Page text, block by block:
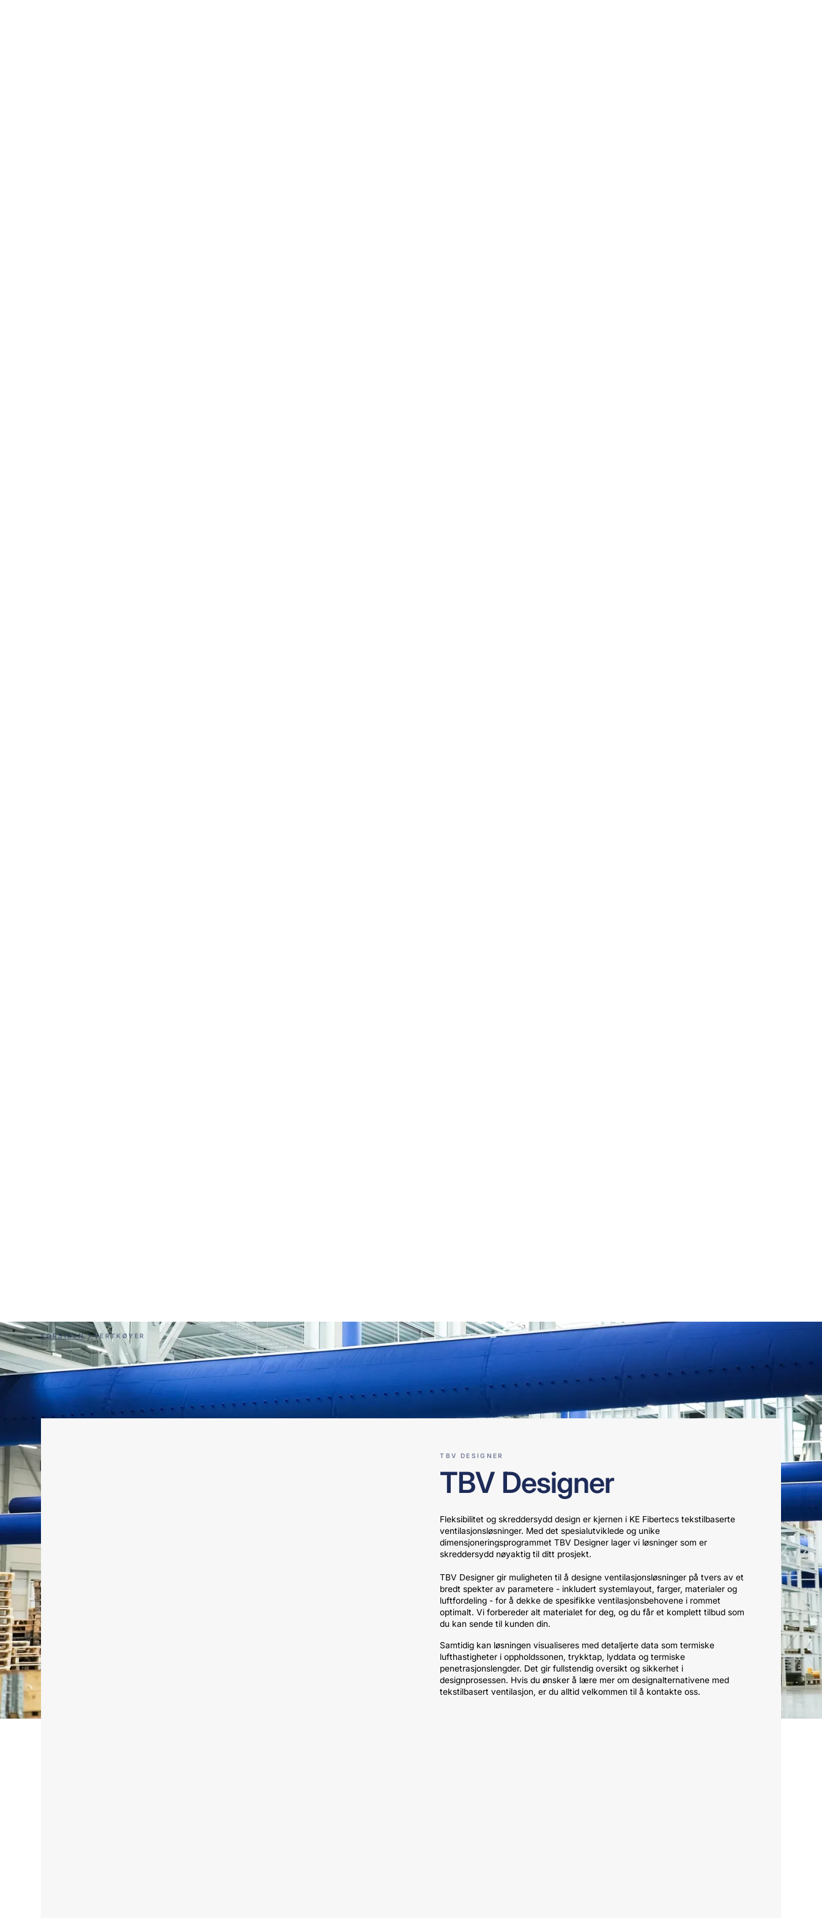
FORSIDEN VERTKØYER
TBV DESIGNER
TBV Designer
Fleksibilitet og skreddersydd design er kjernen i KE Fibertecs tekstilbaserte
ventilasjonsløsninger. Med det spesialutviklede og unike
dimensjoneringsprogrammet TBV Designer lager vi løsninger som er
skreddersydd nøyaktig til ditt prosjekt.
TBV Designer gir muligheten til å designe ventilasjonsløsninger på tvers av et
bredt spekter av parametere - inkludert systemlayout, farger, materialer og
luftfordeling - for å dekke de spesifikke ventilasjonsbehovene i rommet
optimalt. Vi forbereder alt materialet for deg, og du får et komplett tilbud som
du kan sende til kunden din.
Samtidig kan løsningen visualiseres med detaljerte data som termiske
lufthastigheter i oppholdssonen, trykktap, lyddata og termiske
penetrasjonslengder. Det gir fullstendig oversikt og sikkerhet i
designprosessen. Hvis du ønsker å lære mer om designalternativene med
tekstilbasert ventilasjon, er du alltid velkommen til å kontakte oss.